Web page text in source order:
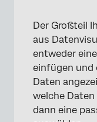
Der Großteil
aus
entweder
einfügen und
Daten
welche
dann eine